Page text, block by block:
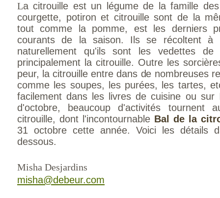
La citrouille est un légume de la famille
courgette, potiron et citrouille sont de la
tout comme la pomme, est les derniers
courants de la saison. Ils se récoltent à
naturellement qu'ils sont les vedettes de
principalement la citrouille. Outre les
peur, la citrouille entre dans de nombreuses
comme les soupes, les purées, les tartes,
facilement dans les livres de cuisine ou sur
d'octobre, beaucoup d'activités tournent
citrouille, dont l'incontournable Bal de la
31 octobre cette année. Voici les détails
dessous.
Misha Desjardins
misha@debeur.com